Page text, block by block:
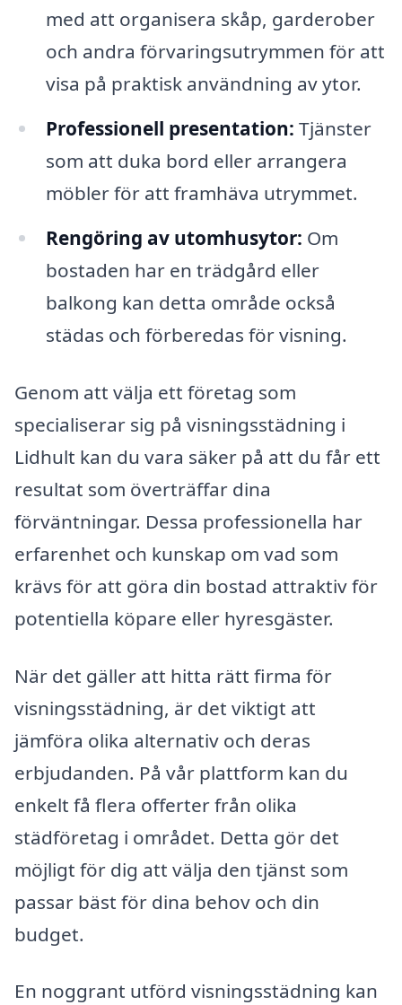
med att organisera skåp, garderober
och andra förvaringsutrymmen för att
visa på praktisk användning av ytor.
Professionell presentation: Tjänster
som att duka bord eller arrangera
möbler för att framhäva utrymmet.
Rengöring av utomhusytor: Om
bostaden har en trädgård eller
balkong kan detta område också
städas och förberedas för visning.
Genom att välja ett företag som
specialiserar sig på visningsstädning i
Lidhult kan du vara säker på att du får ett
resultat som överträffar dina
förväntningar. Dessa professionella har
erfarenhet och kunskap om vad som
krävs för att göra din bostad attraktiv för
potentiella köpare eller hyresgäster.
När det gäller att hitta rätt firma för
visningsstädning, är det viktigt att
jämföra olika alternativ och deras
erbjudanden. På vår plattform kan du
enkelt få flera offerter från olika
städföretag i området. Detta gör det
möjligt för dig att välja den tjänst som
passar bäst för dina behov och din
budget.
En noggrant utförd visningsstädning kan